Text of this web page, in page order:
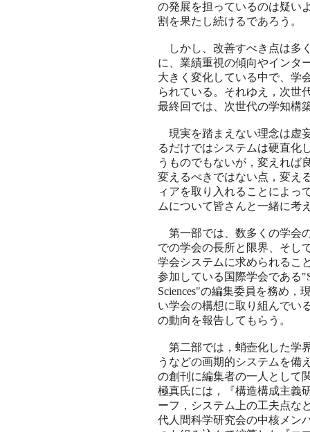
の発展を担っているのは疑い
割を果たし続けるであろう。
しかし、改善すべき点は多
に、業績重視の傾向やインタ
大きく変化している中で、学
られている。それゆえ，次世
最終回では、次世代の学知構
現実を踏まえない理念は虚
るだけではシステムは硬直化
うものでもないが，変えれば
変えるべきではない点，変え
ィアを取り入れることによっ
ムについて皆さんと一緒に考
第一部では、数多くの学会
での学会の長所と限界、そし
学会システムに求められるこ
参加している国際学会である
Sciences"の編集委員を務め，
い学会の構想に取り組んでい
の動向を報告してもらう。
第二部では，蛸壺化した学
うなどの画期的システムを備
の創刊に編集者の一人として
極真氏には，『構造構成主義
ーフ，システム上の工夫点な
代人間科学研究会の中核メン